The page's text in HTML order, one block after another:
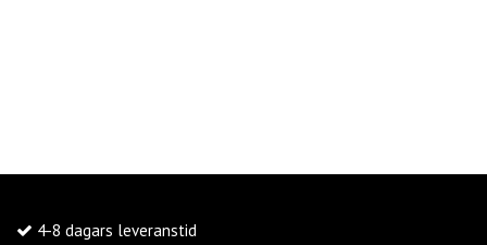
4-8 dagars leveranstid